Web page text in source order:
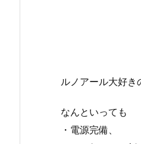
ルノアール大好き
なんといっても
・電源完備、